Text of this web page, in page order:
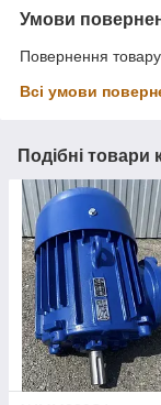
Умови
Повернення
Всі умови
Подібні товари